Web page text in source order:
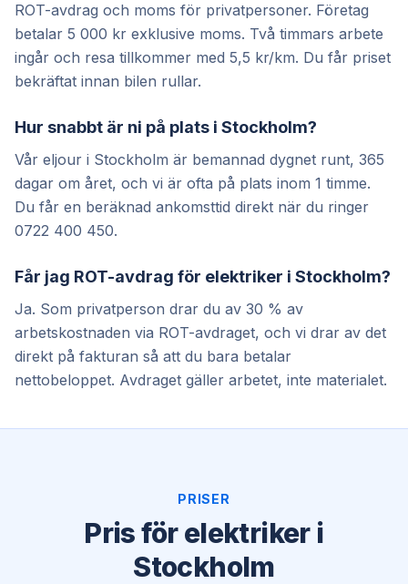
ROT-avdrag och moms för privatpersoner. Företag
betalar 5 000 kr exklusive moms. Två timmars arbete
ingår och resa tillkommer med 5,5 kr/km. Du får priset
bekräftat innan bilen rullar.
Hur snabbt är ni på plats i Stockholm?
Vår eljour i Stockholm är bemannad dygnet runt, 365
dagar om året, och vi är ofta på plats inom 1 timme.
Du får en beräknad ankomsttid direkt när du ringer
0722 400 450.
Får jag ROT-avdrag för elektriker i Stockholm?
Ja. Som privatperson drar du av 30 % av
arbetskostnaden via ROT-avdraget, och vi drar av det
direkt på fakturan så att du bara betalar
nettobeloppet. Avdraget gäller arbetet, inte materialet.
PRISER
Pris för elektriker i
Stockholm